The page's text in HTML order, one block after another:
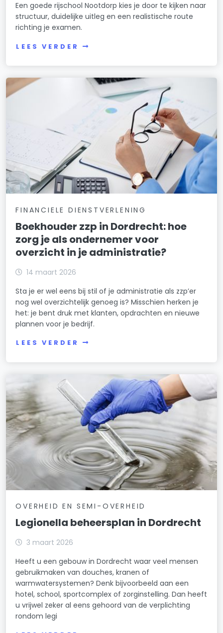
Een goede rijschool Nootdorp kies je door te kijken naar
structuur, duidelijke uitleg en een realistische route
richting je examen.
LEES VERDER
FINANCIELE DIENSTVERLENING
Boekhouder zzp in Dordrecht: hoe
zorg je als ondernemer voor
overzicht in je administratie?
14 maart 2026
Sta je er wel eens bij stil of je administratie als zzp’er
nog wel overzichtelijk genoeg is? Misschien herken je
het: je bent druk met klanten, opdrachten en nieuwe
plannen voor je bedrijf.
LEES VERDER
OVERHEID EN SEMI-OVERHEID
Legionella beheersplan in Dordrecht
3 maart 2026
Heeft u een gebouw in Dordrecht waar veel mensen
gebruikmaken van douches, kranen of
warmwatersystemen? Denk bijvoorbeeld aan een
hotel, school, sportcomplex of zorginstelling. Dan heeft
u vrijwel zeker al eens gehoord van de verplichting
rondom legi